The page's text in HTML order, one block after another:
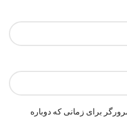
برای زمانی که دوباره